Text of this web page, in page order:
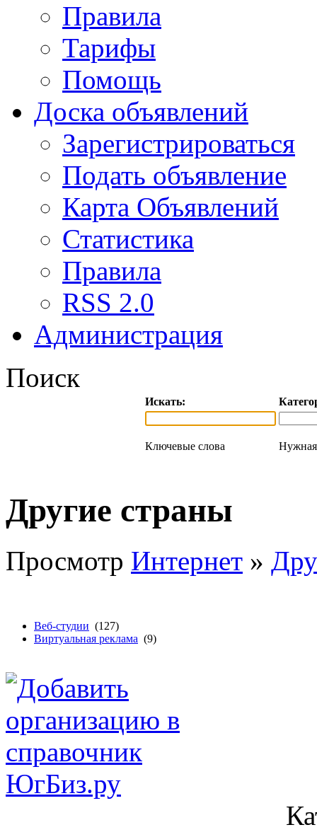
Правила
Тарифы
Помощь
Доска объявлений
Зарегистрироваться
Подать объявление
Карта Объявлений
Статистика
Правила
RSS 2.0
Администрация
Поиск
Искать:
Ключевые слова Нужная
Другие страны
Просмотр Интернет »
Веб-студии (127)
Виртуальная реклама (9)